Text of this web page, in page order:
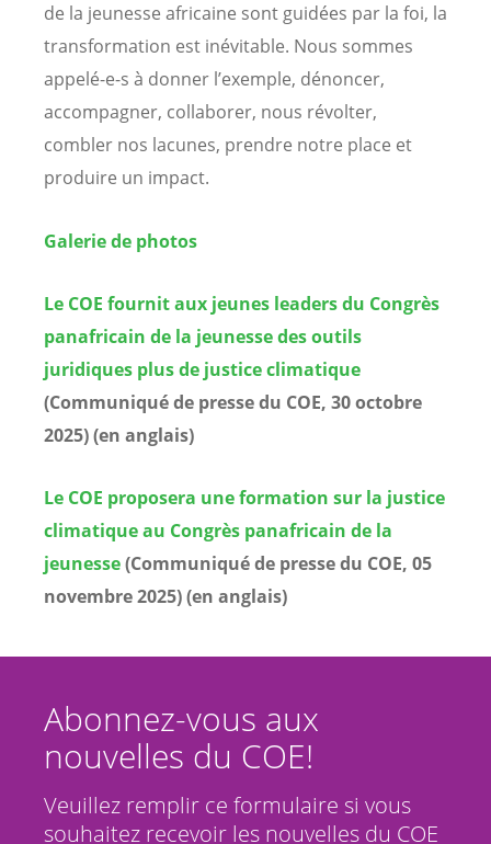
de la jeunesse africaine sont guidées par la foi, la
transformation est inévitable. Nous sommes
appelé-e-s à donner l’exemple, dénoncer,
accompagner, collaborer, nous révolter,
combler nos lacunes, prendre notre place et
produire un impact.
Galerie de photos
Le COE fournit aux jeunes leaders du Congrès
panafricain de la jeunesse des outils
juridiques plus de justice climatique
(Communiqué de presse du COE, 30 octobre
2025) (en anglais)
Le COE proposera une formation sur la justice
climatique au Congrès panafricain de la
jeunesse(Communiqué de presse du COE, 05
novembre 2025) (en anglais)
Abonnez-vous aux
nouvelles du COE!
Veuillez remplir ce formulaire si vous
souhaitez recevoir les nouvelles du COE